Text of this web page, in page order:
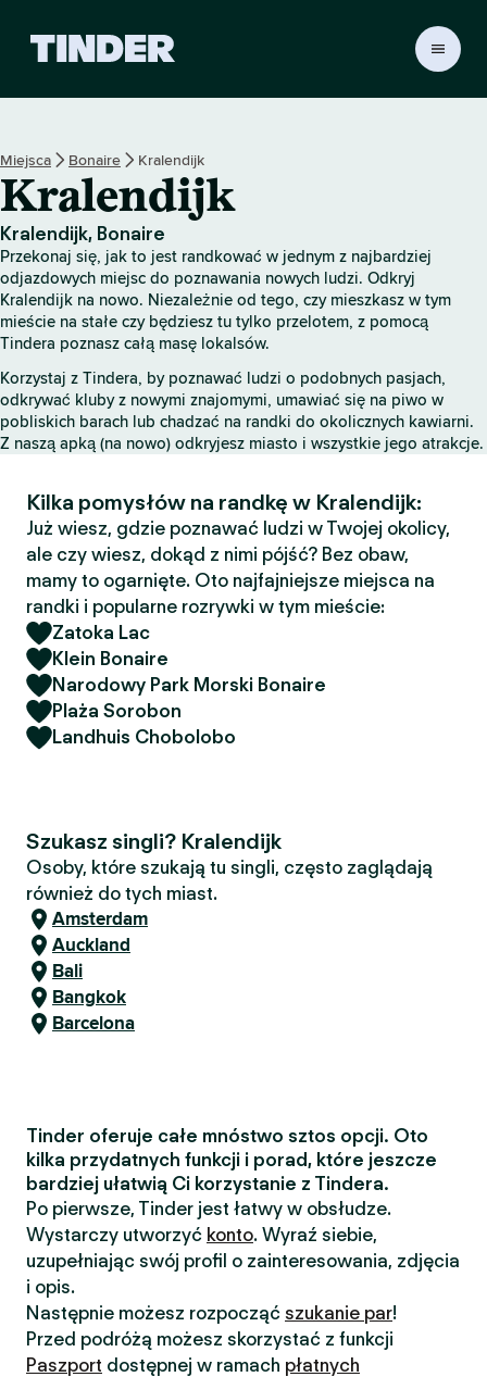
r
S
t
o
n
a
g
ł
w
n
a
Miejsca Bonaire Kralendijk
Kralendijk
Kralendijk, Bonaire
Przekonaj się, jak to jest randkować w jednym z najbardziej
odjazdowych miejsc do poznawania nowych ludzi. Odkryj
Kralendijk na nowo. Niezależnie od tego, czy mieszkasz w tym
mieście na stałe czy będziesz tu tylko przelotem, z pomocą
Tindera poznasz całą masę lokalsów.
Korzystaj z Tindera, by poznawać ludzi o podobnych pasjach,
odkrywać kluby z nowymi znajomymi, umawiać się na piwo w
pobliskich barach lub chadzać na randki do okolicznych kawiarni.
Z naszą apką (na nowo) odkryjesz miasto i wszystkie jego atrakcje.
Kilka pomysłów na randkę w Kralendijk:
Już wiesz, gdzie poznawać ludzi w Twojej okolicy,
ale czy wiesz, dokąd z nimi pójść? Bez obaw,
mamy to ogarnięte. Oto najfajniejsze miejsca na
randki i popularne rozrywki w tym mieście:
Zatoka Lac
Klein Bonaire
Narodowy Park Morski Bonaire
Plaża Sorobon
Landhuis Chobolobo
Szukasz singli? Kralendijk
Osoby, które szukają tu singli, często zaglądają
również do tych miast.
Amsterdam
Auckland
Bali
Bangkok
Barcelona
Tinder oferuje całe mnóstwo sztos opcji. Oto
kilka przydatnych funkcji i porad, które jeszcze
bardziej ułatwią Ci korzystanie z Tindera.
Po pierwsze, Tinder jest łatwy w obsłudze.
Wystarczy utworzyć konto. Wyraź siebie,
uzupełniając swój profil o zainteresowania, zdjęcia
i opis.
Następnie możesz rozpocząć szukanie par!
Przed podróżą możesz skorzystać z funkcji
Paszport dostępnej w ramach płatnych